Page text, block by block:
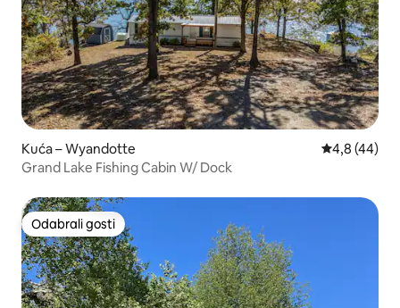
Kuća – Wyandotte Prosječna
4,8 (44)
Grand Lake Fishing Cabin W/ Dock
Odabrali gosti
Odabrali gosti